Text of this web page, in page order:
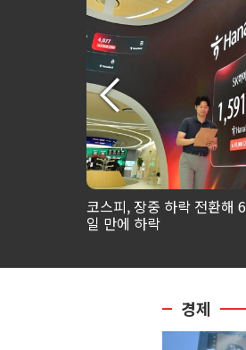
코스피, 장중 하락 전환해
일 만에 하락
경제